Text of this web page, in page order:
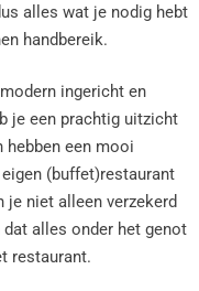
alles wat je nodig hebt
handbereik.
ingericht en
je een prachtig uitzicht
hebben een mooi
(buffet)restaurant
niet alleen verzekerd
alles onder het genot
restaurant.